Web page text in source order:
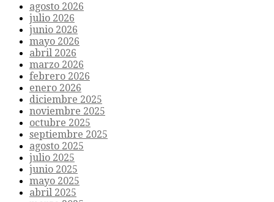
agosto 2026
julio 2026
junio 2026
mayo 2026
abril 2026
marzo 2026
febrero 2026
enero 2026
diciembre 2025
noviembre 2025
octubre 2025
septiembre 2025
agosto 2025
julio 2025
junio 2025
mayo 2025
abril 2025